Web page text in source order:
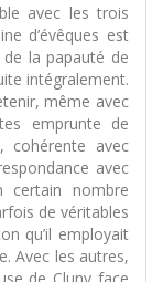
avec les trois
d’évêques est
de la papauté de
intégralement.
même avec
emprunte de
cohérente avec
avec
certain nombre
de véritables
qu’il employait
Avec les autres,